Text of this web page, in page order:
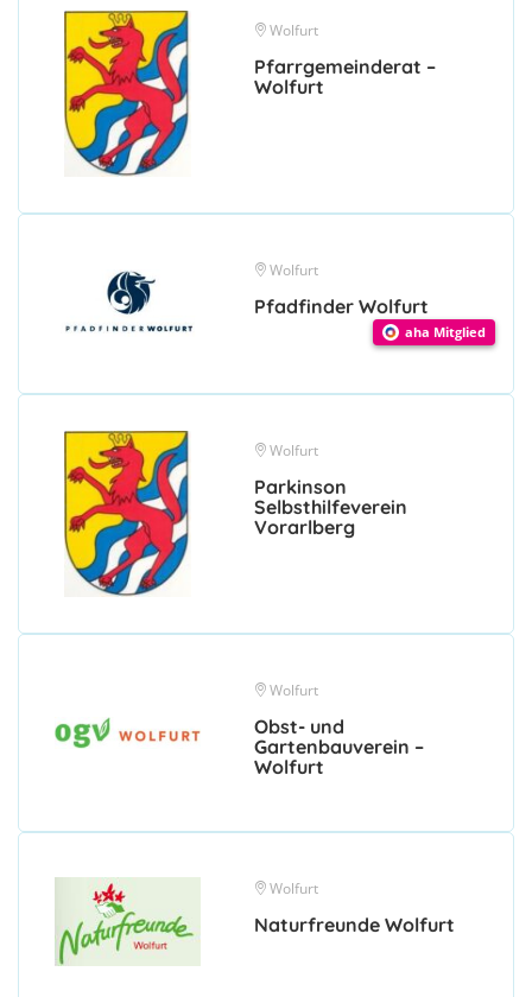
Wolfurt
Pfarrgemeinderat –
Wolfurt
Wolfurt
Pfadfinder Wolfurt
aha Mitglied
Wolfurt
Parkinson
Selbsthilfeverein
Vorarlberg
Wolfurt
Obst- und
Gartenbauverein –
Wolfurt
Wolfurt
Naturfreunde Wolfurt